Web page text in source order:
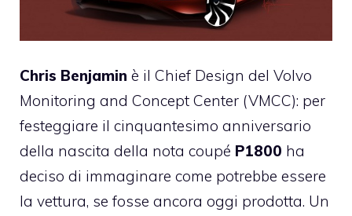
Chris Benjamin è il Chief Design del Volvo
Monitoring and Concept Center (VMCC): per
festeggiare il cinquantesimo anniversario
della nascita della nota coupé P1800 ha
deciso di immaginare come potrebbe essere
la vettura, se fosse ancora oggi prodotta. Un